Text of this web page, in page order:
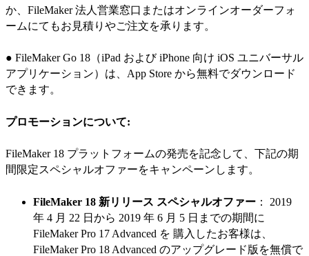
か、FileMaker 法人営業窓口またはオンラインオーダーフォ
ームにてもお見積りやご注文を承ります。
● FileMaker Go 18（iPad および iPhone 向け iOS ユニバーサル
アプリケーション）は、App Store から無料でダウンロード
できます。
プロモーションについて:
FileMaker 18 プラットフォームの発売を記念して、下記の期
間限定スペシャルオファーをキャンペーンします。
FileMaker 18 新リリース スペシャルオファー ： 2019
年 4 月 22 日から 2019 年 6 月 5 日までの期間に
FileMaker Pro 17 Advanced を 購入したお客様は、
FileMaker Pro 18 Advanced のアップグレード版を無償で